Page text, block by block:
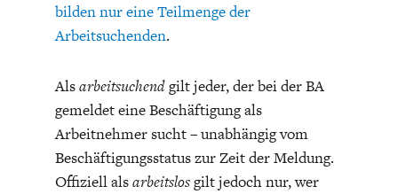
FACHKRÄFTEMANGEL
FINANZMÄRKTE
bilden nur eine Teilmenge der
Arbeitsuchenden.
Alsarbeitsuchendgilt jeder, der bei der BA
gemeldet eine Beschäftigung als
Arbeitnehmer sucht – unabhängig vom
Beschäftigungsstatus zur Zeit der Meldung.
Offiziell alsarbeitslosgilt jedoch nur, wer